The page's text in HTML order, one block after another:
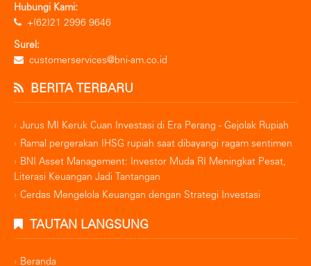
Hubungi Kami:
+(62)21 2996 9646
Surel:
customerservices@bni-am.co.id
BERITA TERBARU
Jurus MI Keruk Cuan Investasi di Era Perang - Gejolak Rupiah
Ramal pergerakan IHSG rupiah saat dibayangi ragam sentimen
BNI Asset Management: Investor Muda RI Meningkat Pesat,
Literasi Keuangan Jadi Tantangan
Cerdas Mengelola Keuangan dengan Strategi Investasi
TAUTAN LANGSUNG
Beranda